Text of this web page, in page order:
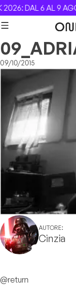
Skip to content
DAL 6 AL 9
09/10/2015
AUTORE:
Cinzia
@return